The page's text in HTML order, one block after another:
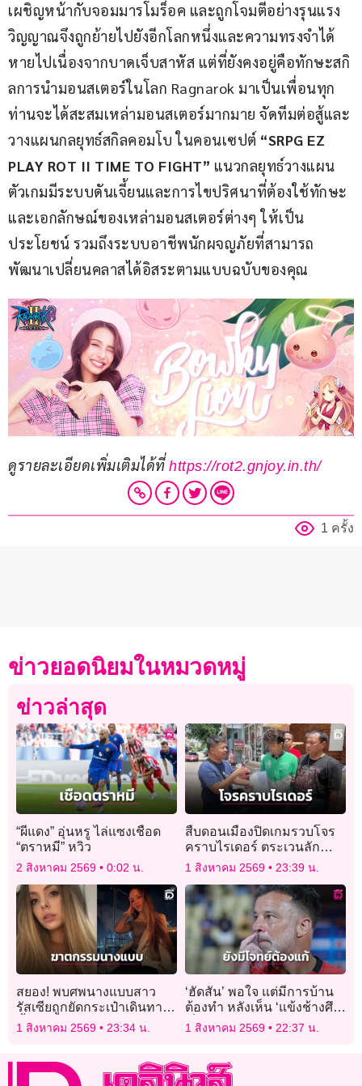
เผชิญหน้ากับจอมมารโมร็อค และถูกโจมตีอย่างรุนแรง
วิญญาณจึงถูกย้ายไปยังอีกโลกหนึ่งและความทรงจำได้
หายไปเนื่องจากบาดเจ็บสาหัส แต่ที่ยังคงอยู่คือทักษะสกิ
ลการนำมอนสเตอร์ในโลก Ragnarok มาเป็นเพื่อนทุก
ท่านจะได้สะสมเหล่ามอนสเตอร์มากมาย จัดทีมต่อสู้และ
วางแผนกลยุทธ์สกิลคอมโบ ในคอนเซปต์ “SRPG EZ
PLAY ROT II TIME TO FIGHT” แนวกลยุทธ์วางแผน
ตัวเกมมีระบบดันเจี้ยนและการไขปริศนาที่ต้องใช้ทักษะ
และเอกลักษณ์ของเหล่ามอนสเตอร์ต่างๆ ให้เป็น
ประโยชน์ รวมถึงระบบอาชีพนักผจญภัยที่สามารถ
พัฒนาเปลี่ยนคลาสได้อิสระตามแบบฉบับของคุณ
ดูรายละเอียดเพิ่มเติมได้ที่ https://rot2.gnjoy.in.th/
1 ครั้ง
ข่าวยอดนิยมในหมวดหมู่
ข่าวล่าสุด
“ผีแดง” อุ่นหรู ไล่แซงเชือด
“ตราหมี” หวิว
2 สิงหาคม 2569 0:02 น.
สืบดอนเมืองปิดเกมรวบโจร
คราบไรเดอร์ ตระเวนลัก
กล่องไฟ ECU ขาย
1 สิงหาคม 2569 23:39 น.
สยอง! พบศพนางแบบสาว
รัสเซียถูกยัดกระเป๋าเดินทาง
ทิ้งคลอง หลังหายตัวไป 6 วัน
1 สิงหาคม 2569 23:34 น.
‘ฮัดสัน’ พอใจ แต่มีการบ้าน
ต้องทำ หลังเห็น ‘แข้งช้างศึก’
เป็นตะคริว
1 สิงหาคม 2569 22:37 น.